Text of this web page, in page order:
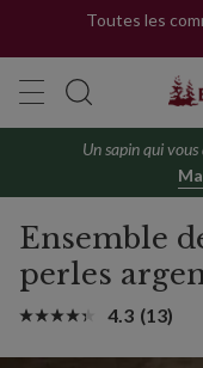
Toutes les
Un sapin qui
Ensemble
perles
4.3 (13)